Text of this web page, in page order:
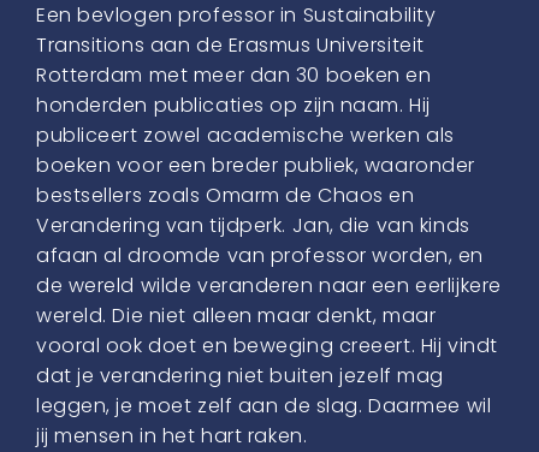
Een bevlogen professor in Sustainability
Transitions aan de Erasmus Universiteit
Rotterdam met meer dan 30 boeken en
honderden publicaties op zijn naam. Hij
publiceert zowel academische werken als
boeken voor een breder publiek, waaronder
bestsellers zoals Omarm de Chaos en
Verandering van tijdperk. Jan, die van kinds
afaan al droomde van professor worden, en
de wereld wilde veranderen naar een eerlijkere
wereld. Die niet alleen maar denkt, maar
vooral ook doet en beweging creeert. Hij vindt
dat je verandering niet buiten jezelf mag
leggen, je moet zelf aan de slag. Daarmee wil
jij mensen in het hart raken.